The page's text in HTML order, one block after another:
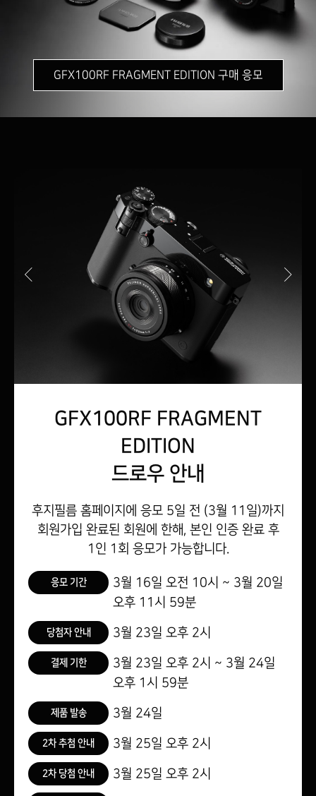
GFX100RF FRAGMENT EDITION 구매 응모
GFX100RF FRAGMENT
EDITION
드로우 안내
후지필름 홈페이지에 응모 5일 전 (3월 11일)까지
회원가입 완료된 회원에 한해, 본인 인증 완료 후
1인 1회 응모가 가능합니다.
응모 기간 3월 16일 오전 10시 ~ 3월 20일
오후 11시 59분
당첨자 안내 3월 23일 오후 2시
결제 기한 3월 23일 오후 2시 ~ 3월 24일
오후 1시 59분
제품 발송 3월 24일
2차 추첨 안내 3월 25일 오후 2시
2차 당첨 안내 3월 25일 오후 2시